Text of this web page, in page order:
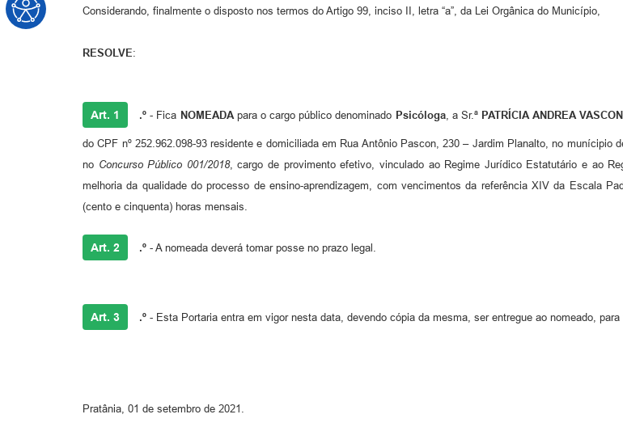
Considerando, finalmente o disposto nos termos do Artigo 99, inciso II, letra “a”, da Lei Orgânica do Município,
RESOLVE:
Art. 1 .º - Fica NOMEADApara o cargo público denominado Psicóloga, a Sr.ª PATRÍCIA ANDREA
do CPF nº 252.962.098-93 residente e domiciliada em Rua Antônio Pascon, 230 – Jardim Planalto, no munícipio
no Concurso Público 001/2018, cargo de provimento efetivo, vinculado ao Regime Jurídico Estatutário e ao
melhoria da qualidade do processo de ensino-aprendizagem, com vencimentos da referência XIV da Escala
(cento e cinquenta) horas mensais.
Art. 2 .º - A nomeada deverá tomar posse no prazo legal.
Art. 3 .º - Esta Portaria entra em vigor nesta data, devendo cópia da mesma, ser entregue ao nomeado,
Pratânia, 01 de setembro de 2021.